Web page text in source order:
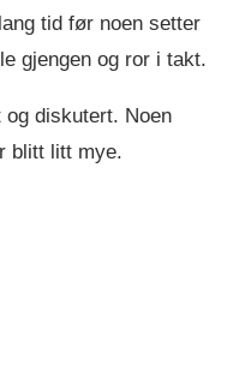
tid før noen setter
gjengen og ror i takt.
og diskutert. Noen
blitt litt mye.